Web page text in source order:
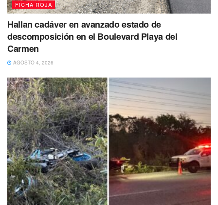
También te puede interesar Leer
FICHA ROJA
Hallan cadáver en avanzado estado de
descomposición en el Boulevard Playa del
Carmen
AGOSTO 4, 2026